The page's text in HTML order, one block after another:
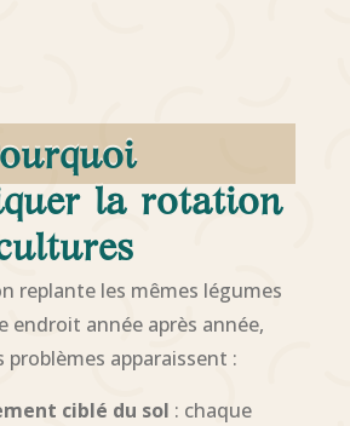
la rotation
replante les mêmes légumes
endroit année après année,
problèmes apparaissent :
ciblé du sol : chaque